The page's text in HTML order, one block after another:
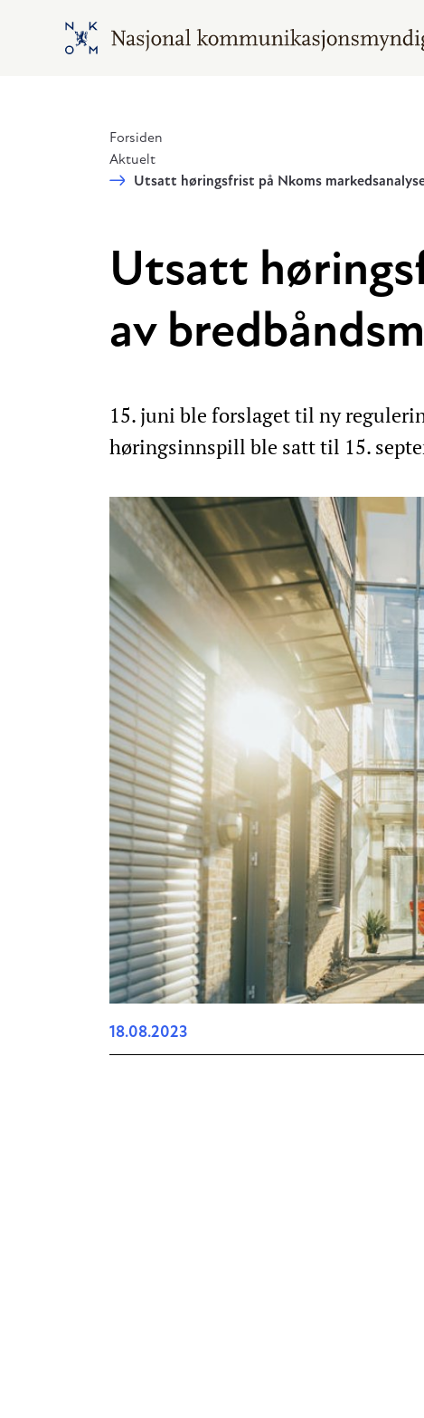
Hopp til hovedinnhold
Gå til hovedsiden
Forsiden
Aktuelt
Utsatt høringsfrist på Nkoms
Utsatt
av
15. juni ble forslaget til ny
høringsinnspill ble satt til 15.
18.08.2023